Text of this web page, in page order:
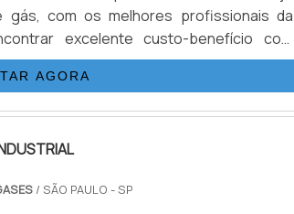
com os melhores profissionais da
excelente custo-benefício com
dos clientes.MAIS DETALHES SOBRE
AGORA
/ SÃO PAULO - SP